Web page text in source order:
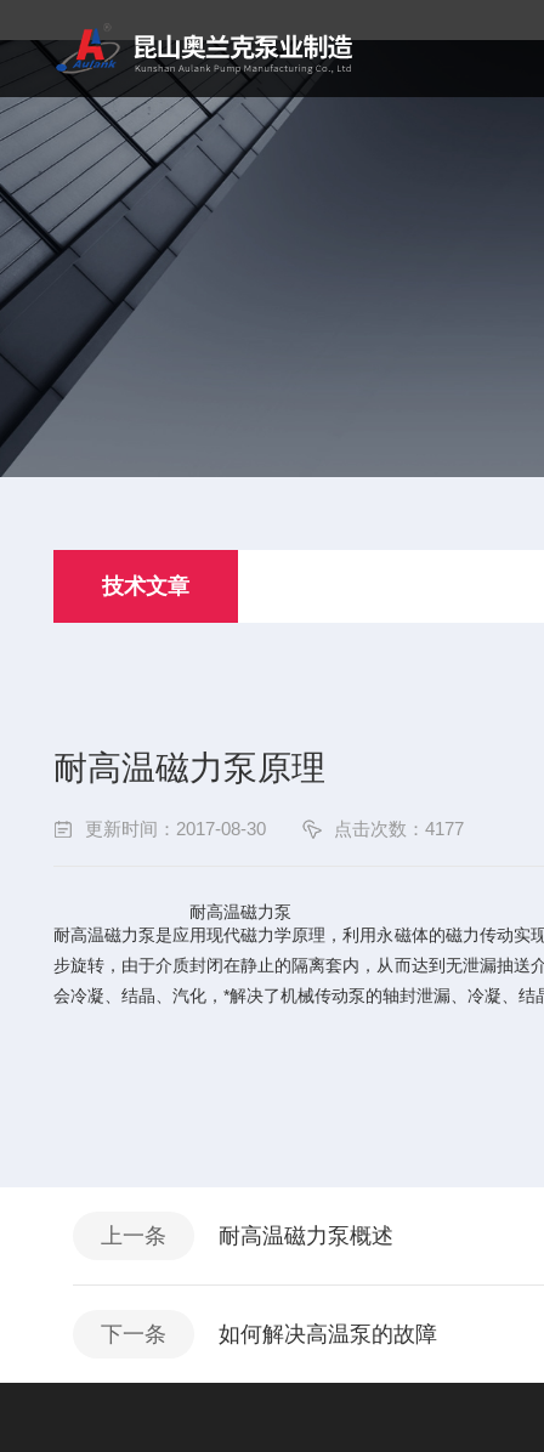
技术文章
耐高温磁力泵原理
更新时间：2017-08-30 点击次数：4177
耐高温磁力泵
耐高温磁力泵是应用现代磁力学原理，利用永磁体的磁力传动
步旋转，由于介质封闭在静止的隔离套内，从而达到无泄漏抽
会冷凝、结晶、汽化，*解决了机械传动泵的轴封泄漏、冷凝、
上一条 耐高温磁力泵概述
下一条 如何解决高温泵的故障